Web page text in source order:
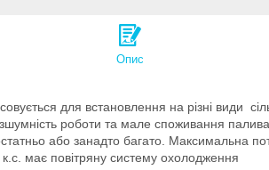
Опис
для встановлення на різні види
роботи та мале споживання
або занадто багато. Максимальна
має повітряну систему охолодження